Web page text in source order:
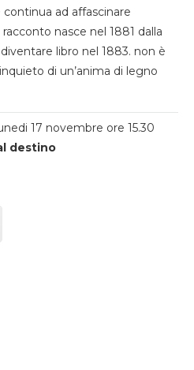
ad affascinare
nasce nel 1881 dalla
libro nel 1883. non è
di un’anima di legno
17 novembre ore 15.30
destino